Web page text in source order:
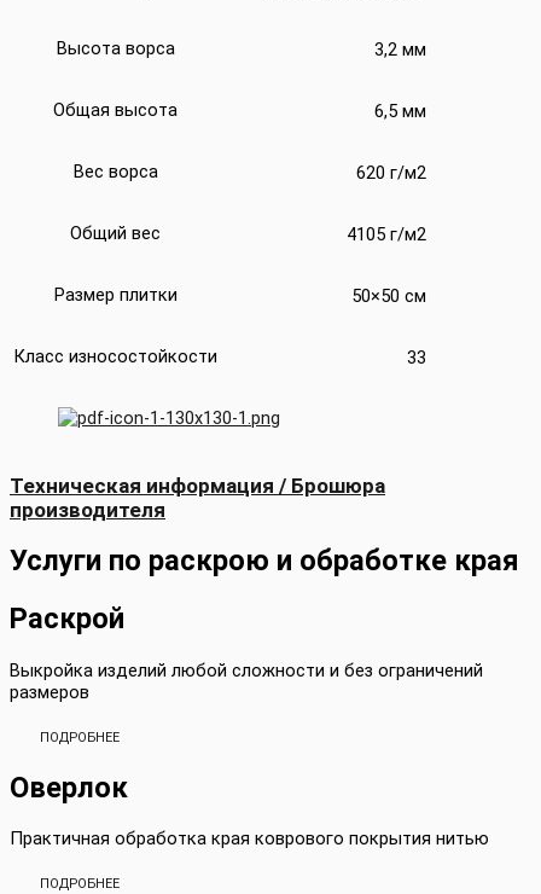
Высота ворса 3,2 мм
Общая высота 6,5 мм
Вес ворса 620 г/м2
Общий вес 4105 г/м2
Размер плитки 50×50 см
Класс износостойкости 33
Техническая информация / Брошюра
производителя
Услуги по раскрою и обработке края
Раскрой
Выкройка изделий любой сложности и без ограничений
размеров
ПОДРОБНЕЕ
Оверлок
Практичная обработка края коврового покрытия нитью
ПОДРОБНЕЕ